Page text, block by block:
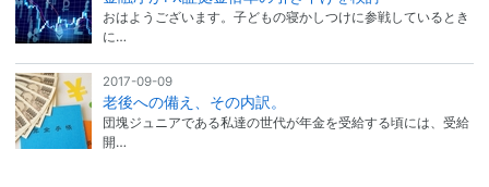
おはようございます。子どもの寝かしつけに参戦しているとき
に…
2017-09-09
老後への備え、その内訳。
団塊ジュニアである私達の世代が年金を受給する頃には、受給
開…